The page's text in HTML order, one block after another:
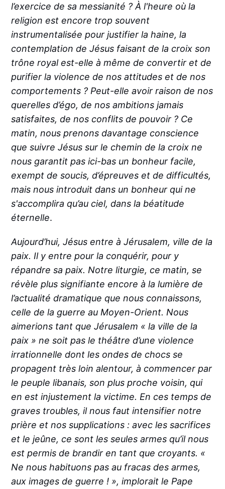
l’exercice de sa messianité ? À l'heure où la
religion est encore trop souvent
instrumentalisée pour justifier la haine, la
contemplation de Jésus faisant de la croix son
trône royal est-elle à même de convertir et de
purifier la violence de nos attitudes et de nos
comportements ? Peut-elle avoir raison de nos
querelles d’égo, de nos ambitions jamais
satisfaites, de nos conflits de pouvoir ? Ce
matin, nous prenons davantage conscience
que suivre Jésus sur le chemin de la croix ne
nous garantit pas ici-bas un bonheur facile,
exempt de soucis, d’épreuves et de difficultés,
mais nous introduit dans un bonheur qui ne
s'accomplira qu’au ciel, dans la béatitude
éternelle.
Aujourd’hui, Jésus entre à Jérusalem, ville de la
paix. Il y entre pour la conquérir, pour y
répandre sa paix. Notre liturgie, ce matin, se
révèle plus signifiante encore à la lumière de
l’actualité dramatique que nous connaissons,
celle de la guerre au Moyen-Orient. Nous
aimerions tant que Jérusalem « la ville de la
paix » ne soit pas le théâtre d’une violence
irrationnelle dont les ondes de chocs se
propagent très loin alentour, à commencer par
le peuple libanais, son plus proche voisin, qui
en est injustement la victime. En ces temps de
graves troubles, il nous faut intensifier notre
prière et nos supplications : avec les sacrifices
et le jeûne, ce sont les seules armes qu’il nous
est permis de brandir en tant que croyants. «
Ne nous habituons pas au fracas des armes,
aux images de guerre ! », implorait le Pape